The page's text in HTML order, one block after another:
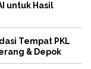
untuk Hasil
Tempat PKL
& Depok